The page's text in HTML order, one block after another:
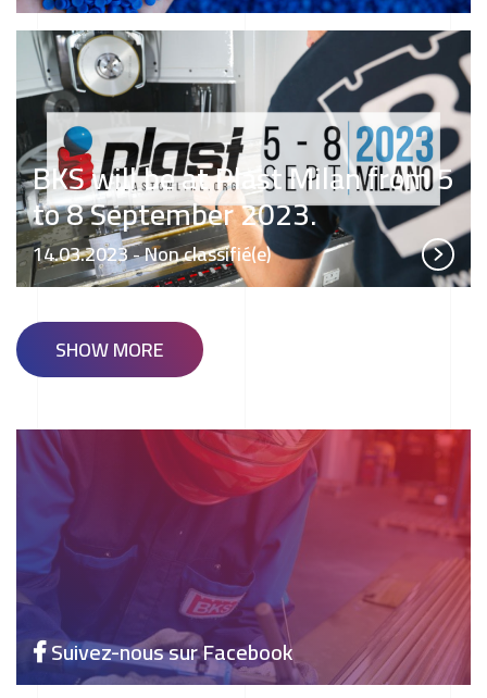
BKS will be at Plast Milan from 5
to 8 September 2023.
14.03.2023- Non classifié(e)
SHOW MORE
Suivez-nous sur Facebook